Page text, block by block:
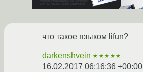
что такое языком lifun?
darkenshvein ★★★★★
16.02.2017 06:16:36 +00:00